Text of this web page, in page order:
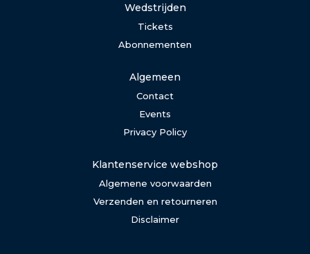
Wedstrijden
Tickets
Abonnementen
Algemeen
Contact
Events
Privacy Policy
Klantenservice webshop
Algemene voorwaarden
Verzenden en retourneren
Disclaimer